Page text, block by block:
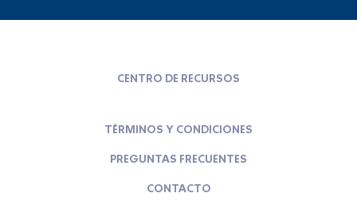
CENTRO DE RECURSOS
TÉRMINOS Y CONDICIONES
PREGUNTAS FRECUENTES
CONTACTO